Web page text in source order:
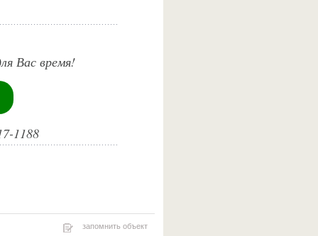
Вас время!
1188
запомнить объект